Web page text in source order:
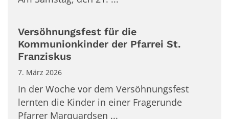
Versöhnungsfest für die
Kommunionkinder der Pfarrei St.
Franziskus
7. März 2026
In der Woche vor dem Versöhnungsfest
lernten die Kinder in einer Fragerunde
Pfarrer Marquardsen ...